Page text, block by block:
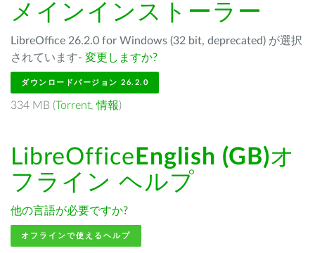
メインインストーラー
LibreOffice 26.2.0 for Windows (32 bit, deprecated) が選択
されています- 変更しますか?
ダウンロードバージョン 26.2.0
334 MB (Torrent,情報)
LibreOffice English (GB)オ
フライン ヘルプ
他の言語が必要ですか?
オフラインで使えるヘルプ